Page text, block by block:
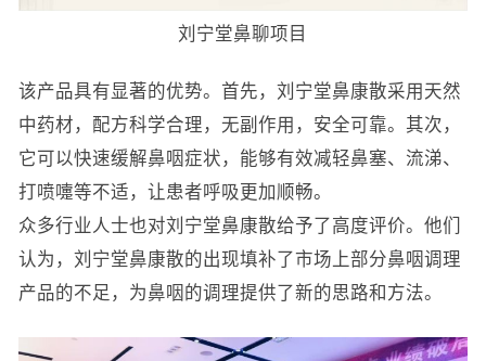
刘宁堂鼻聊项目
该产品具有显著的优势。首先，刘宁堂鼻康散采用天然
中药材，配方科学合理，无副作用，安全可靠。其次，
它可以快速缓解鼻咽症状，能够有效减轻鼻塞、流涕、
打喷嚏等不适，让患者呼吸更加顺畅。
众多行业人士也对刘宁堂鼻康散给予了高度评价。他们
认为，刘宁堂鼻康散的出现填补了市场上部分鼻咽调理
产品的不足，为鼻咽的调理提供了新的思路和方法。